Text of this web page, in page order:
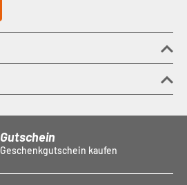
Gutschein
Geschenkgutschein kaufen